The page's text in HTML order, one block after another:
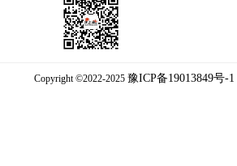
Copyright ©2022-2025 豫ICP备19013849号-1